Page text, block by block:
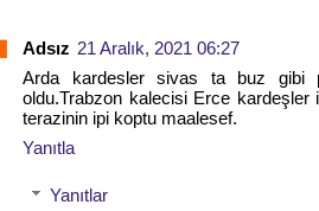
Adsız 21 Aralık, 2021 06:27
Arda kardesler sivas ta buz gibi
oldu.Trabzon kalecisi Erce kardeşler
terazinin ipi koptu maalesef.
Yanıtla
Yanıtlar